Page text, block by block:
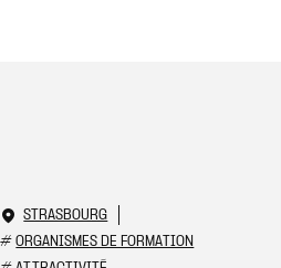
à ma sélection
STRASBOURG
#ORGANISMES DE FORMATION